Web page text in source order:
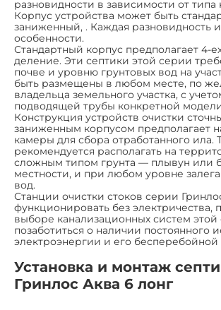
разновидности в зависимости от типа
Корпус устройства может быть
заниженный, . Каждая разновидность
особенности.
Стандартный корпус предполагает 4-
деление. Эти септики этой серии
почве и уровню грунтовых вод на
быть размещены в любом месте, по
владельца земельного участка, с
подводящей трубы конкретной
Конструкция устройств очистки
заниженным корпусом предполагает
камеры для сбора отработанного ила.
рекомендуется располагать на
сложным типом грунта — плывун или
местности, и при любом уровне
вод.
Станции очистки стоков серии
функционировать без электричества,
выборе канализационных систем
позаботиться о наличии постоянного
электроэнергии и его бесперебойной
Установка и монтаж
Гринлос Аква 6 лонг